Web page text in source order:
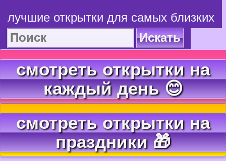
лучшие открытки для самых близких
Искать
смотреть открытки на
каждый день 😊
смотреть открытки на
праздники 🎁